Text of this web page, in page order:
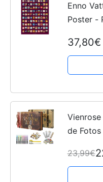
Enno
Poster -
Idea de
Valentín
37,80€
de
Navidad
23,99€